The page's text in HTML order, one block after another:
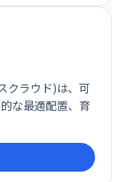
クラウド)は、可
な最適配置、育